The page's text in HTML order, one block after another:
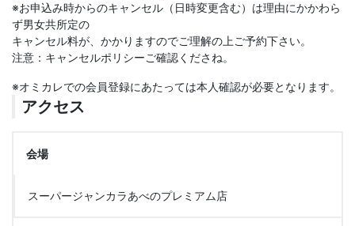
※お申込み時からのキャンセル（日時変更含む）は理由にかかわら
ず男女共所定の
キャンセル料が、かかりますのでご理解の上ご予約下さい。
注意：キャンセルポリシーご確認くださね。
※オミカレでの会員登録にあたっては本人確認が必要となります。
アクセス
会場
スーパージャンカラあべのプレミアム店